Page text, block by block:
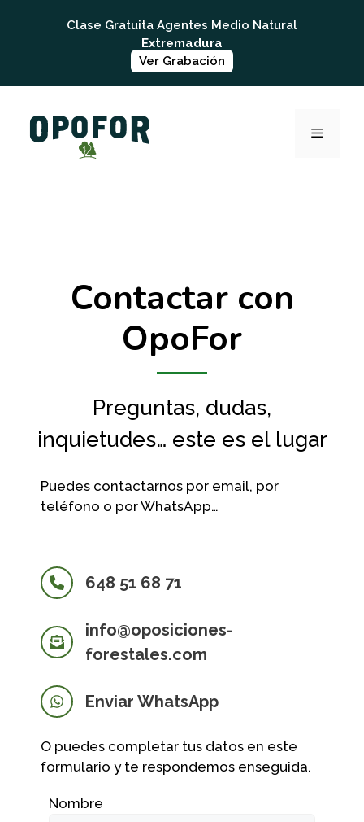
Clase Gratuita Agentes Medio Natural
Extremadura
Ver Grabación
MENÚ
Contactar con
OpoFor
Preguntas, dudas,
inquietudes… este es el lugar
Puedes contactarnos por email, por
teléfono o por WhatsApp…
648 51 68 71
info@oposiciones-
forestales.com
Enviar WhatsApp
O puedes completar tus datos en este
formulario y te respondemos enseguida.
Nombre